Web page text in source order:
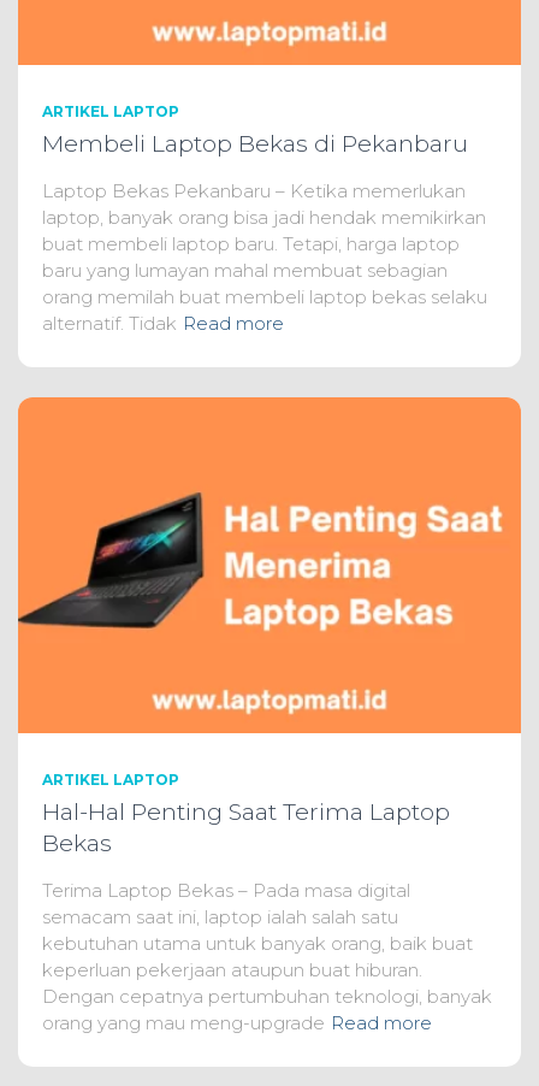
ARTIKEL LAPTOP
Membeli Laptop Bekas di Pekanbaru
Laptop Bekas Pekanbaru – Ketika memerlukan
laptop, banyak orang bisa jadi hendak memikirkan
buat membeli laptop baru. Tetapi, harga laptop
baru yang lumayan mahal membuat sebagian
orang memilah buat membeli laptop bekas selaku
alternatif. Tidak Read more
ARTIKEL LAPTOP
Hal-Hal Penting Saat Terima Laptop
Bekas
Terima Laptop Bekas – Pada masa digital
semacam saat ini, laptop ialah salah satu
kebutuhan utama untuk banyak orang, baik buat
keperluan pekerjaan ataupun buat hiburan.
Dengan cepatnya pertumbuhan teknologi, banyak
orang yang mau meng-upgrade Read more